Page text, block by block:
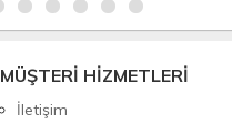
MÜŞTERİ HİZMETLERİ
İletişim